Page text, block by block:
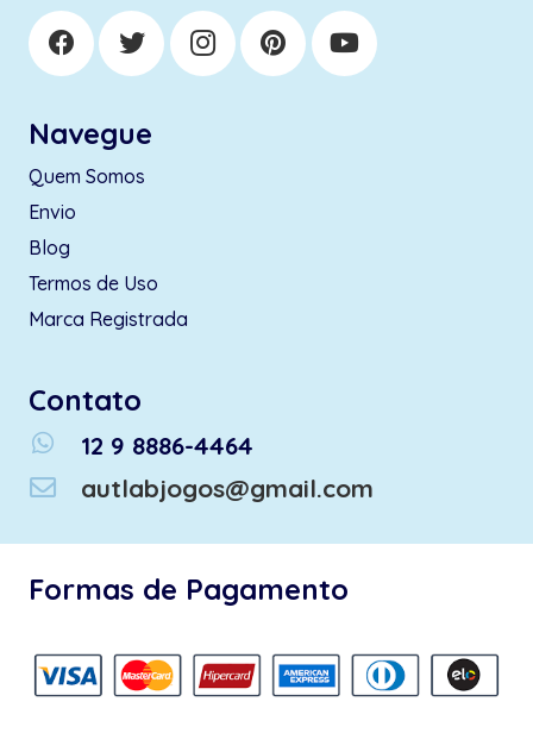
Navegue
Quem Somos
Envio
Blog
Termos de Uso
Marca Registrada
Contato
whatsapp
12 9 8886-4464
autlabjogos@gmail.com
Formas de Pagamento